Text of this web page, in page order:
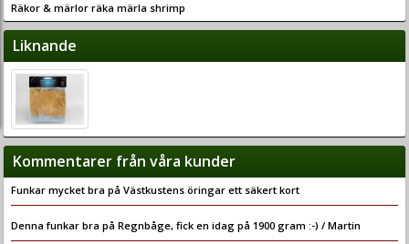
Räkor & märlor räka märla shrimp
Liknande
Kommentarer från våra kunder
Funkar mycket bra på Västkustens öringar ett säkert kort
Denna funkar bra på Regnbåge, fick en idag på 1900 gram :-) / Martin